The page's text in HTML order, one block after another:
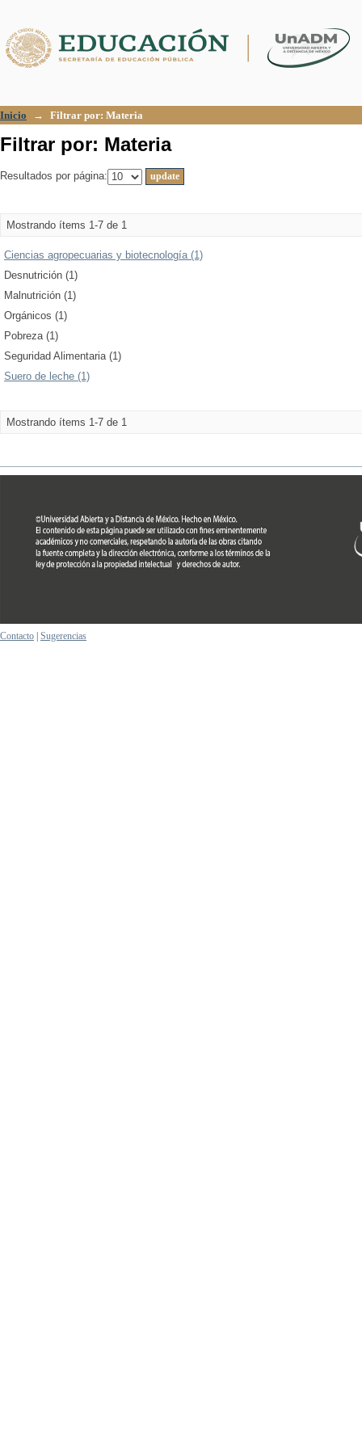
Inicio → Filtrar por: Materia
Filtrar por: Materia
Resultados por página:
Mostrando ítems 1-7 de 1
Ciencias agropecuarias y biotecnología (1)
Desnutrición (1)
Malnutrición (1)
Orgánicos (1)
Pobreza (1)
Seguridad Alimentaria (1)
Suero de leche (1)
Mostrando ítems 1-7 de 1
Contacto Sugerencias